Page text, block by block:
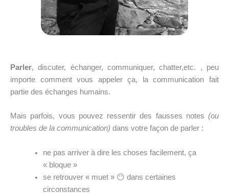
Parler, discuter, échanger, communiquer, chatter,etc. , peu
importe comment vous appeler ça, la communication fait
partie des échanges humains.
Mais parfois, vous pouvez ressentir des fausses notes (ou
troubles de la communication) dans votre façon de parler :
ne pas arriver à dire les choses facilement, ça
« bloque »
se retrouver « muet » 😶 dans certaines
circonstances